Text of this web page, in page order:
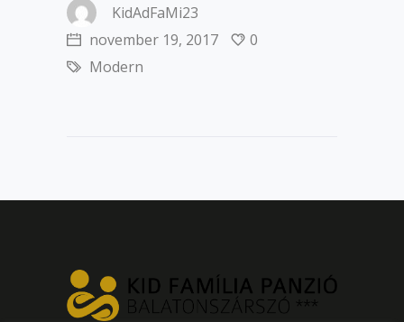
KidAdFaMi23
november 19, 2017
0
Modern